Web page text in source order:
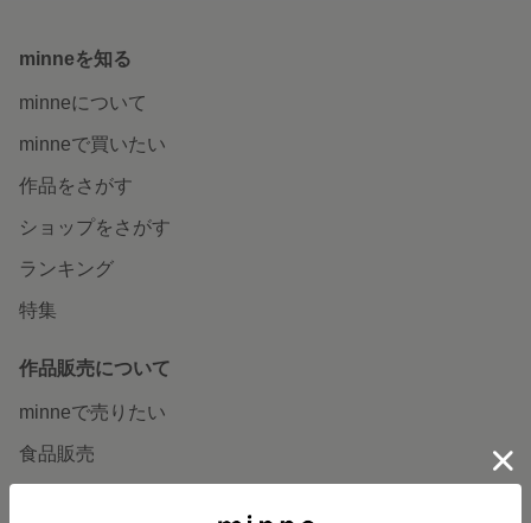
minneを知る
minneについて
minneで買いたい
作品をさがす
ショップをさがす
ランキング
特集
作品販売について
minneで売りたい
食品販売